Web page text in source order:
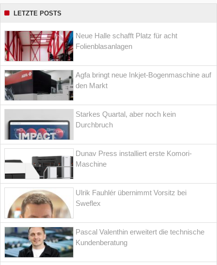
LETZTE POSTS
Neue Halle schafft Platz für acht
Folienblasanlagen
Agfa bringt neue Inkjet-Bogenmaschine auf
den Markt
Starkes Quartal, aber noch kein
Durchbruch
Dunav Press installiert erste Komori-
Maschine
Ulrik Fauhlér übernimmt Vorsitz bei
Sweflex
Pascal Valenthin erweitert die technische
Kundenberatung